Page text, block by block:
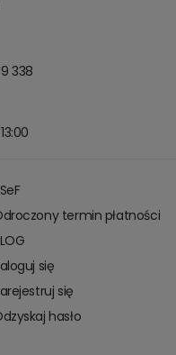
338
termin płatności
się
się
hasło